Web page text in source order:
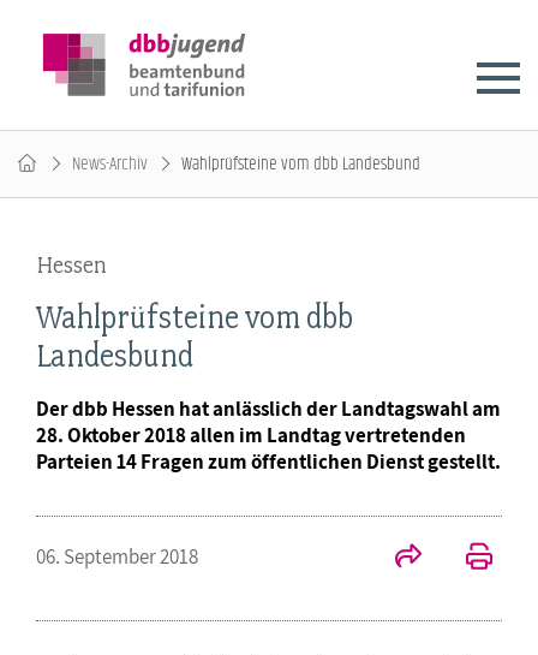
News-Archiv Wahlprüfsteine vom dbb Landesbund
Hessen
Wahlprüfsteine vom dbb
Landesbund
Der dbb Hessen hat anlässlich der Landtagswahl am
28. Oktober 2018 allen im Landtag vertretenden
Parteien 14 Fragen zum öffentlichen Dienst gestellt.
06. September 2018